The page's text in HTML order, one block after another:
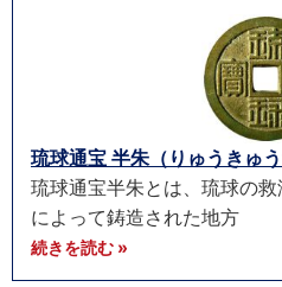
琉球通宝 半朱（りゅうきゅ
琉球通宝半朱とは、琉球の
によって鋳造された地方
続きを読む »